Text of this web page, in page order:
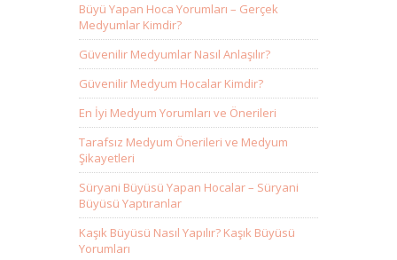
Büyü Yapan Hoca Yorumları – Gerçek
Medyumlar Kimdir?
Güvenilir Medyumlar Nasıl Anlaşılır?
Güvenilir Medyum Hocalar Kimdir?
En İyi Medyum Yorumları ve Önerileri
Tarafsız Medyum Önerileri ve Medyum
Şikayetleri
Süryani Büyüsü Yapan Hocalar – Süryani
Büyüsü Yaptıranlar
Kaşık Büyüsü Nasıl Yapılır? Kaşık Büyüsü
Yorumları